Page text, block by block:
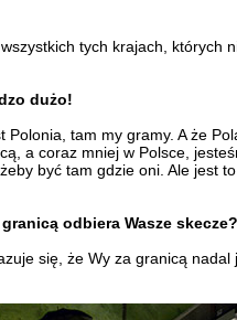
tych krajach, których
dużo!
Polonia, tam my gramy. A że
a coraz mniej w Polsce,
być tam gdzie oni. Ale jest to
odbiera Wasze skecze?
się, że Wy za granicą nadal